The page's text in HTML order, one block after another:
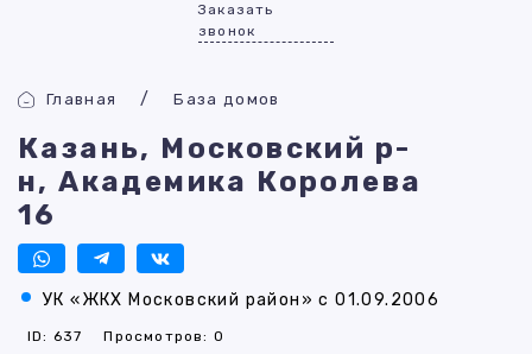
Заказать
звонок
Главная База домов
Казань, Московский р-
н, Академика Королева
16
УК «ЖКХ Московский район» с 01.09.2006
ID: 637 Просмотров: 0